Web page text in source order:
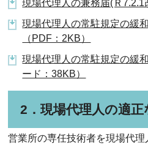
現場代理人の兼務届(Ｒ7.2.1
現場代理人の常駐規定の緩
（PDF：2KB）
現場代理人の常駐規定の緩
ード：38KB）
2．現場代理人の適
営業所の専任技術者を現場代